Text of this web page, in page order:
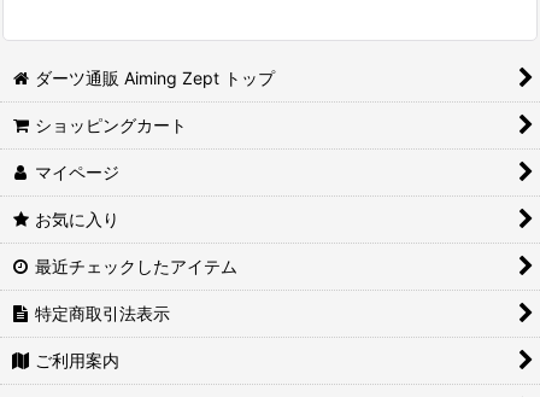
ダーツ通販 Aiming Zept トップ
ショッピングカート
マイページ
お気に入り
最近チェックしたアイテム
特定商取引法表示
ご利用案内